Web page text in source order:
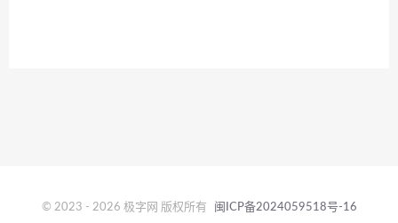
© 2023 - 2026 极字网 版权所有 闽ICP备2024059518号-16